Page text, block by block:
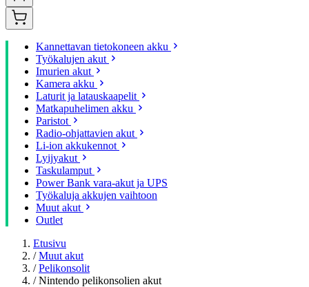
Kannettavan tietokoneen akku
Työkalujen akut
Imurien akut
Kamera akku
Laturit ja latauskaapelit
Matkapuhelimen akku
Paristot
Radio-ohjattavien akut
Li-ion akkukennot
Lyijyakut
Taskulamput
Power Bank vara-akut ja UPS
Työkaluja akkujen vaihtoon
Muut akut
Outlet
Etusivu
/ Muut akut
/ Pelikonsolit
/ Nintendo pelikonsolien akut